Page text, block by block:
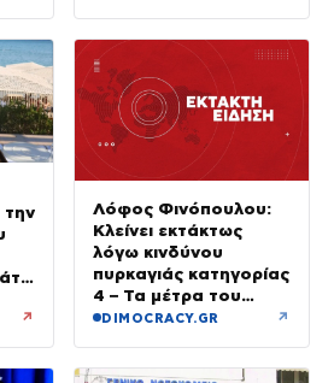
↗
Λόφος Φινόπουλου:
Κλείνει εκτάκτως
λόγω κινδύνου
πυρκαγιάς κατηγορίας
4 – Τα μέτρα του
Δήμου Αθηναίων
DIMOCRACY.GR ↗